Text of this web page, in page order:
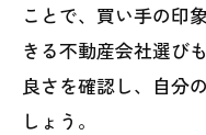
ことで、買い手の印
きる不動産会社選び
良さを確認し、自分
しょう。